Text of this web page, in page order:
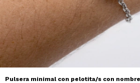
Pulsera minimal con pelotita/s con